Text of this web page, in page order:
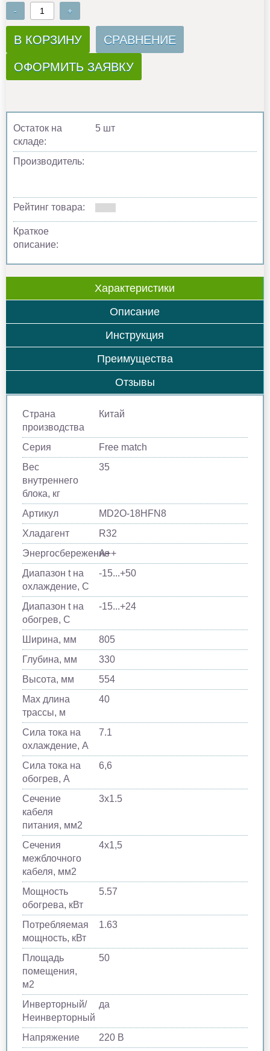
- +
В КОРЗИНУ СРАВНЕНИЕ
ОФОРМИТЬ ЗАЯВКУ
Остаток на
складе:
5 шт
Производитель:
Рейтинг товара:
Краткое
описание:
Характеристики
Описание
Инструкция
Преимущества
Отзывы
Страна
производства
Китай
Серия
Free match
Вес
внутреннего
блока, кг
35
Артикул
MD2O-18HFN8
Хладагент
R32
Энергосбережение
A++
Диапазон t на
охлаждение, С
-15...+50
Диапазон t на
обогрев, С
-15...+24
Ширина, мм
805
Глубина, мм
330
Высота, мм
554
Max длина
трассы, м
40
Сила тока на
охлаждение, А
7.1
Сила тока на
обогрев, А
6,6
Сечение
кабеля
питания, мм2
3x1.5
Сечения
межблочного
кабеля, мм2
4х1,5
Мощность
обогрева, кВт
5.57
Потребляемая
мощность, кВт
1.63
Площадь
помещения,
м2
50
Инверторный/
Неинверторный
да
Напряжение
220 В